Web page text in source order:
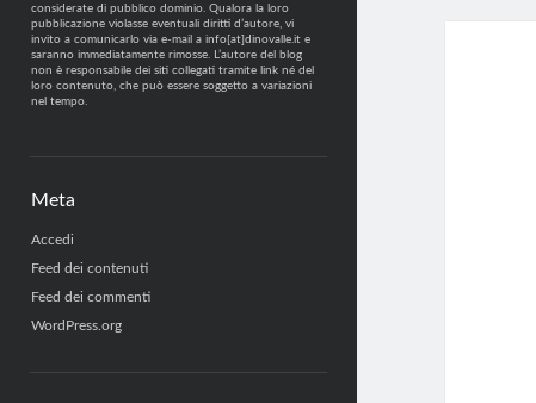
considerate di pubblico dominio. Qualora la loro
pubblicazione violasse eventuali diritti d’autore, vi
invito a comunicarlo via e-mail a info[at]dinovalle.it e
saranno immediatamente rimosse. L’autore del blog
non è responsabile dei siti collegati tramite link né del
loro contenuto, che può essere soggetto a variazioni
nel tempo.
Meta
Accedi
Feed dei contenuti
Feed dei commenti
WordPress.org